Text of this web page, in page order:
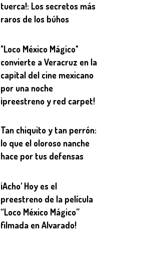
tuerca!: Los secretos más
raros de los búhos
"Loco México Mágico"
convierte a Veracruz en la
capital del cine mexicano
por una noche
¡preestreno y red carpet!
Tan chiquito y tan perrón:
lo que el oloroso nanche
hace por tus defensas
¡Acho' Hoy es el
preestreno de la película
“Loco México Mágico”
filmada en Alvarado!